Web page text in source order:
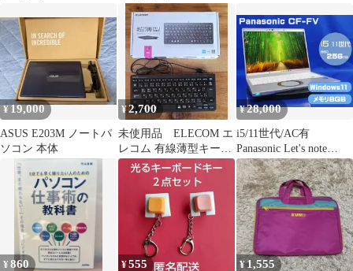
Microsoft365
¥19,000
ASUS E203M ノートパ
ソコン 本体
¥2,700
未使用品 ELECOM エ
レコム 有線薄型キーボ
ード TK-FCP096BK
¥28,000
i5/11世代/AC有
Panasonic Let's note
FV1/CF-
FV1RDEKS/Core i5
1145G7 2.6GHz/14inch/
メモリ
8GB/SSD256GB/Window
s11 ノート PC パナソニ
ック M-K052902
¥860 ¥555 ¥1,555